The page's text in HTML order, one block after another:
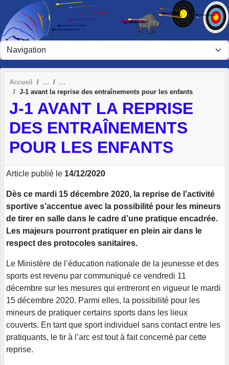
Accueil
J-1 avant la reprise des entraînements pour les enfants
J-1 AVANT LA REPRISE
DES ENTRAÎNEMENTS
POUR LES ENFANTS
Article publié le 14/12/2020
Dès ce mardi 15 décembre 2020, la reprise de l’activité
sportive s’accentue avec la possibilité pour les mineurs
de tirer en salle dans le cadre d’une pratique encadrée.
Les majeurs pourront pratiquer en plein air dans le
respect des protocoles sanitaires.
Le Ministère de l’éducation nationale de la jeunesse et des
sports est revenu par communiqué ce vendredi 11
décembre sur les mesures qui entreront en vigueur le mardi
15 décembre 2020. Parmi elles, la possibilité pour les
mineurs de pratiquer certains sports dans les lieux
couverts. En tant que sport individuel sans contact entre les
pratiquants, le tir à l’arc est tout à fait concerné par cette
reprise.
Panneau de gestion des cookies